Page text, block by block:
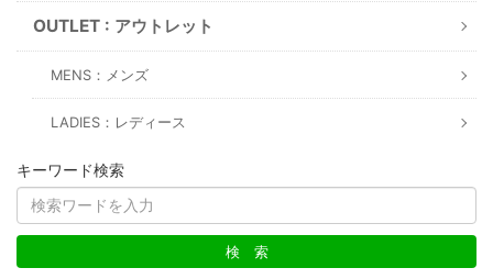
OUTLET : アウトレット
MENS：メンズ
LADIES：レディース
キーワード検索